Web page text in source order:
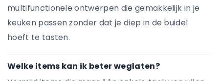
multifunctionele ontwerpen die gemakkelijk in je
keuken passen zonder dat je diep in de buidel
hoeft te tasten.
Welke items kan ik beter weglaten?